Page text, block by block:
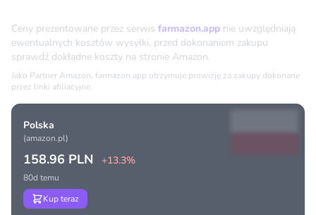
Ceny prezentowane przez serwis farmazon.app nie uwzględniają
ewentualnych kosztów wysyłki, przed dokonaniem zakupu
sprawdź dokładne koszty na stronie Amazon.
Jako Partner Amazon, farmazon.app otrzymuje prowizję za zakupy dokonane
przez linki afiliacyjne.
Polska
(amazon.pl)
158.96 PLN +13.3%
80d temu
Kup teraz